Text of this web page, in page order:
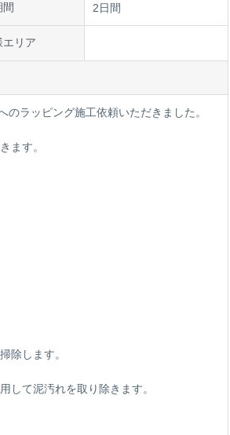
2日間
エリア
ラッピング施工依頼いただきました。
ます。
除します。
して泥汚れを取り除きます。